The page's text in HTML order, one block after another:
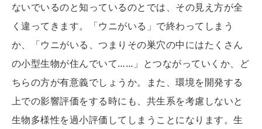
ないでいるのと知っているのとでは、その見え方が全
く違ってきます。「ウニがいる」で終わってしまう
か、「ウニがいる、つまりその巣穴の中にはたくさん
の小型生物が住んでいて……」とつながっていくか、ど
ちらの方が有意義でしょうか。また、環境を開発する
上での影響評価をする時にも、共生系を考慮しないと
生物多様性を過小評価してしまうことになります。生